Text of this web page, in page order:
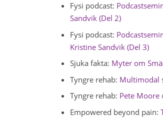
Fysi podcast:
Sandvik (Del 2)
Fysi podcast:
Kristine Sandvik (Del 3)
Sjuka fakta: Myter om
Tyngre rehab: Multimodal
Tyngre rehab: Pete Moore
Empowered beyond pain: